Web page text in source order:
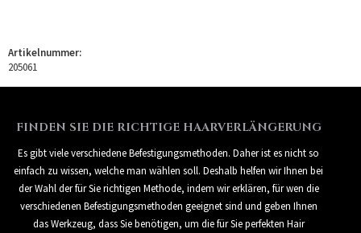
Artikelnummer:
205061
FINDEN SIE DIE RICHTIGE HAARVERLÄNGERUNG
Es gibt viele verschiedene Befestigungsmethoden. Daher ist es nicht so
einfach zu wissen, welche man wählen soll. Deshalb helfen wir Ihnen bei
der Wahl der für Sie richtigen Methode, indem wir erklären, für wen die
verschiedenen Befestigungsmethoden geeignet sind und geben Ihnen
das Werkzeug, dass Sie benötigen, um die für Sie perfekten Hair